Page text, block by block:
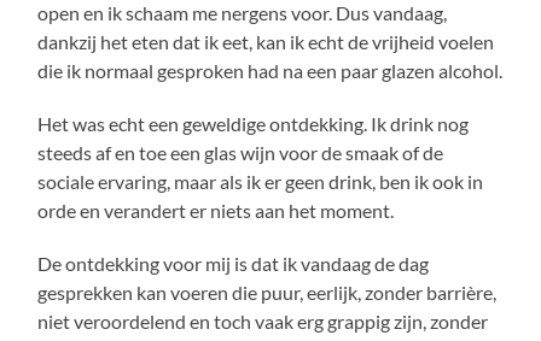
open en ik schaam me nergens voor. Dus vandaag,
dankzij het eten dat ik eet, kan ik echt de vrijheid voelen
die ik normaal gesproken had na een paar glazen alcohol.
Het was echt een geweldige ontdekking. Ik drink nog
steeds af en toe een glas wijn voor de smaak of de
sociale ervaring, maar als ik er geen drink, ben ik ook in
orde en verandert er niets aan het moment.
De ontdekking voor mij is dat ik vandaag de dag
gesprekken kan voeren die puur, eerlijk, zonder barrière,
niet veroordelend en toch vaak erg grappig zijn, zonder